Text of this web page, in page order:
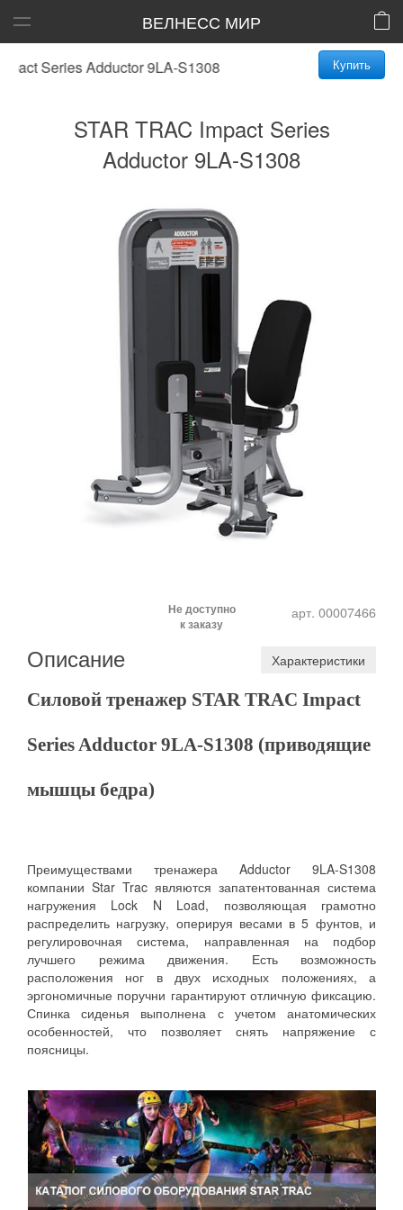
ВЕЛНЕСС МИР
Series Adductor 9LA-S1308 Купить
STAR TRAC Impact Series
Adductor 9LA-S1308
арт. 00007466
Не доступно
к заказу
Описание Характеристики
Силовой тренажер STAR TRAC Impact
Series Adductor 9LA-S1308 (приводящие
мышцы бедра)
Преимуществами тренажера Adductor 9LA-S1308
компании Star Trac являются запатентованная система
нагружения Lock N Load, позволяющая грамотно
распределить нагрузку, оперируя весами в 5 фунтов, и
регулировочная система, направленная на подбор
лучшего режима движения. Есть возможность
расположения ног в двух исходных положениях, а
эргономичные поручни гарантируют отличную фиксацию.
Спинка сиденья выполнена с учетом анатомических
особенностей, что позволяет снять напряжение с
поясницы.